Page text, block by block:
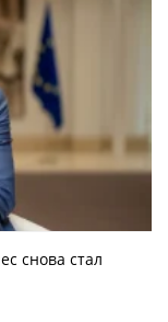
снова стал